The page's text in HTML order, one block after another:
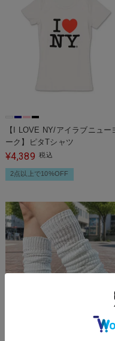
【I LOVE NY/アイラブニュー
ーク】ピタTシャツ
¥4,389 税込
2点以上で10%OFF